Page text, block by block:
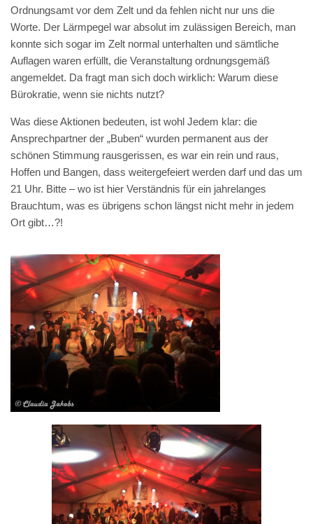
Ordnungsamt vor dem Zelt und da fehlen nicht nur uns die
Worte. Der Lärmpegel war absolut im zulässigen Bereich, man
konnte sich sogar im Zelt normal unterhalten und sämtliche
Auflagen waren erfüllt, die Veranstaltung ordnungsgemäß
angemeldet. Da fragt man sich doch wirklich: Warum diese
Bürokratie, wenn sie nichts nutzt?
Was diese Aktionen bedeuten, ist wohl Jedem klar: die
Ansprechpartner der „Buben“ wurden permanent aus der
schönen Stimmung rausgerissen, es war ein rein und raus,
Hoffen und Bangen, dass weitergefeiert werden darf und das um
21 Uhr. Bitte – wo ist hier Verständnis für ein jahrelanges
Brauchtum, was es übrigens schon längst nicht mehr in jedem
Ort gibt…?!